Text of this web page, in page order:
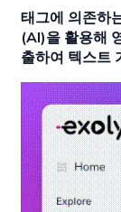
태그에 의존하
(AI)을 활용해
출하여 텍스트